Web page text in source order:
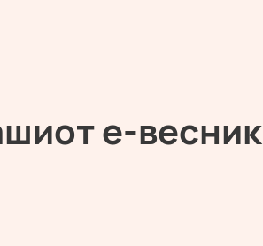
е-весник